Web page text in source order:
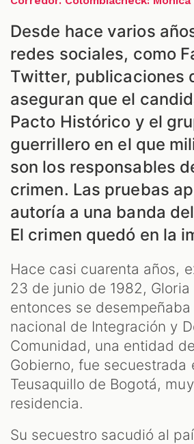
Desde hace varios
redes sociales, como
Twitter, publicaciones
aseguran que el
Pacto Histórico y el
guerrillero en el que
son los responsables
crimen. Las pruebas
autoría a una banda
El crimen quedó en la
Hace casi cuarenta años,
23 de junio de 1982, Gloria
entonces se
nacional de Integración y
Comunidad, una entidad
Gobierno, fue secuestrada
Teusaquillo de Bogotá,
residencia.
Su secuestro sacudió al